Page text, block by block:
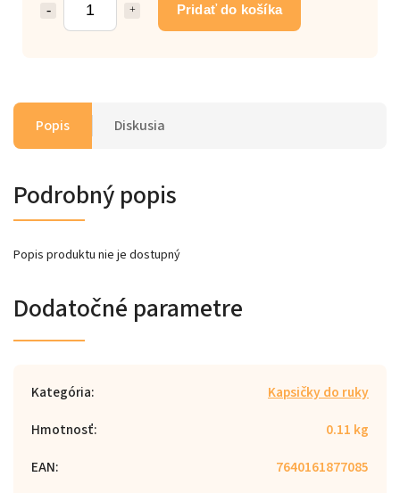
Pridať do košíka
Popis Diskusia
Podrobný popis
Popis produktu nie je dostupný
Dodatočné parametre
Kategória:
Kapsičky do ruky
Hmotnosť:
0.11 kg
EAN:
7640161877085